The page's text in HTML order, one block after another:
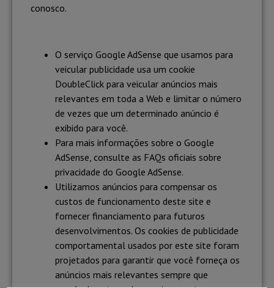
conosco.
O serviço Google AdSense que usamos para
veicular publicidade usa um cookie
DoubleClick para veicular anúncios mais
relevantes em toda a Web e limitar o número
de vezes que um determinado anúncio é
exibido para você.
Para mais informações sobre o Google
AdSense, consulte as FAQs oficiais sobre
privacidade do Google AdSense.
Utilizamos anúncios para compensar os
custos de funcionamento deste site e
fornecer financiamento para futuros
desenvolvimentos. Os cookies de publicidade
comportamental usados ​​por este site foram
projetados para garantir que você forneça os
anúncios mais relevantes sempre que